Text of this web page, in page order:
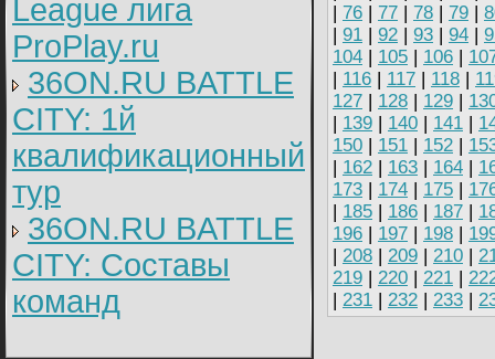
League лига
ProPlay.ru
36ON.RU BATTLE
CITY: 1й
квалификационный
тур
36ON.RU BATTLE
CITY: Составы
команд
| 76 | 77 | 78 | 79 |
| 91 | 92 | 93 | 94 |
104 | 105 | 106 |
| 116 | 117 | 118 |
127 | 128 | 129 |
| 139 | 140 | 141 |
150 | 151 | 152 |
| 162 | 163 | 164 |
173 | 174 | 175 |
| 185 | 186 | 187 |
196 | 197 | 198 |
| 208 | 209 | 210 |
219 | 220 | 221 |
| 231 | 232 | 233 |